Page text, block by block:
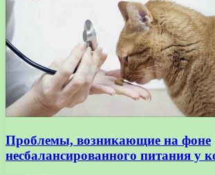
Проблемы, возникающие на фоне
несбалансированного питания у